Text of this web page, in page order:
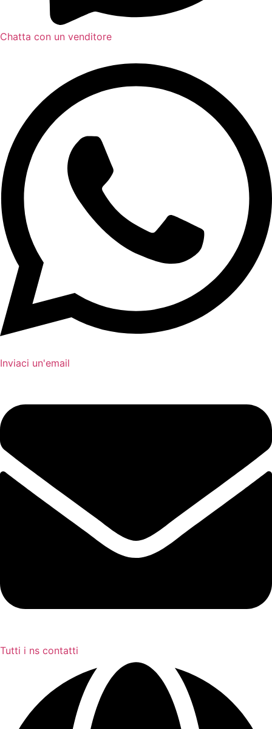
Chatta con un venditore
Inviaci un'email
Tutti i ns contatti